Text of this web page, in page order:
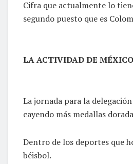
Cifra que actualmente lo
segundo puesto que es
LA ACTIVIDAD DE
La jornada para la
cayendo más medallas
Dentro de los deportes que
béisbol.